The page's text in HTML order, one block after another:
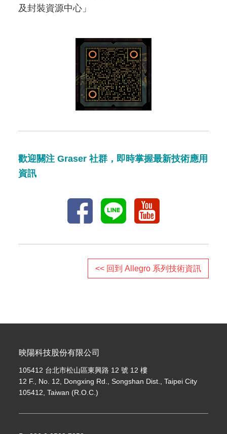
及封裝資源中心」
歡迎關注 Graser 社群，即時掌握最新技術應用
資訊
<< 回到 Allegro 系列技術資訊
映陽科技股份有限公司
105412 台北市松山區東興路 12 號 12 樓
12 F., No. 12, Dongxing Rd., Songshan Dist., Taipei City
105412, Taiwan (R.O.C.)